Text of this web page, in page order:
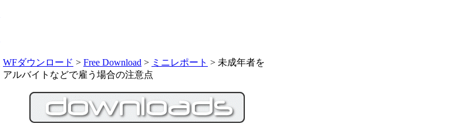
WFダウンロード > Free Download > ミニレポート > 未成年者を
アルバイトなどで雇う場合の注意点